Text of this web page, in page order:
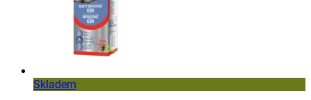
Skladem